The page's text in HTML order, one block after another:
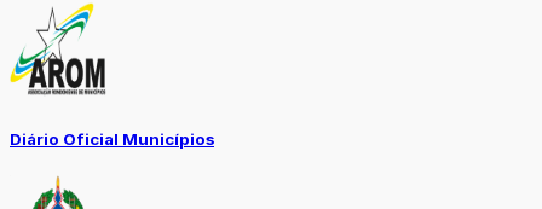
Diário Oficial Municípios